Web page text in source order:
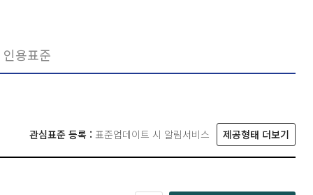
인용표준
관심표준 등록 : 표준업데이트 시 알림서비스 제공형태 더보기